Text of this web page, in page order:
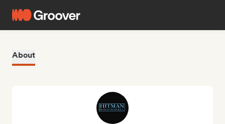
About